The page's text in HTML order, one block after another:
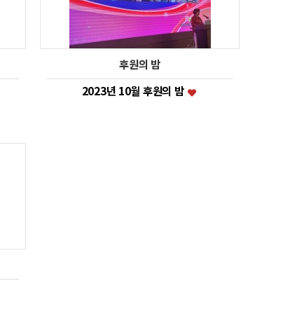
후원의 밤
2023년 10월 후원의 밤